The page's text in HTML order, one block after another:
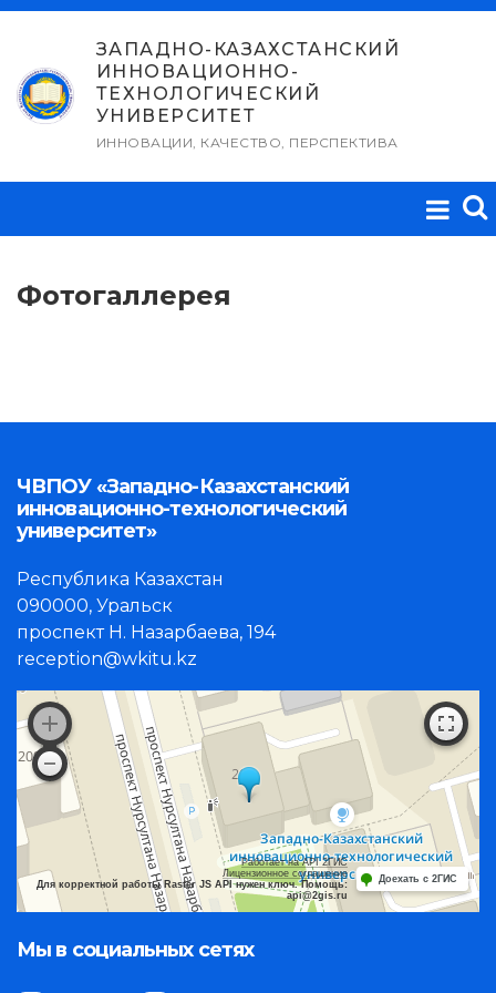
Перейти
содержимому
ЗАПАДНО-КАЗАХСТАНСКИЙ
ИННОВАЦИОННО-
ТЕХНОЛОГИЧЕСКИЙ
УНИВЕРСИТЕТ
ИННОВАЦИИ, КАЧЕСТВО, ПЕРСПЕКТИВА
Фотогаллерея
ЧВПОУ «Западно-Казахстанский
инновационно-технологический
университет»
Республика Казахстан
090000, Уральск
проспект Н. Назарбаева, 194
reception@wkitu.kz
Работает на API 2ГИС
Лицензионное соглашение
Для корректной работы Raster JS API нужен ключ. Помощь:
api@2gis.ru
Доехать с 2ГИС
Мы в социальных сетях